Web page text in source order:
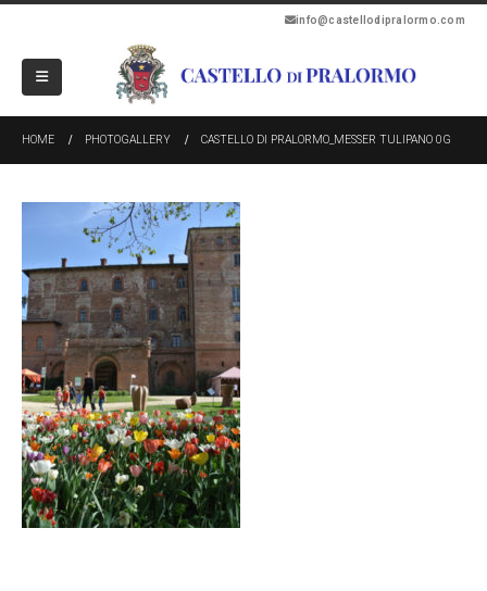
info@castellodipralormo.com
HOME PHOTOGALLERY CASTELLO DI PRALORMO_MESSER TULIPANO 0G